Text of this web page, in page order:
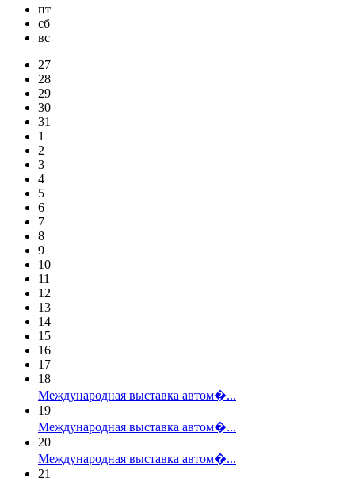
пт
сб
вс
27
28
29
30
31
1
2
3
4
5
6
7
8
9
10
11
12
13
14
15
16
17
18
Международная выставка автом�...
19
Международная выставка автом�...
20
Международная выставка автом�...
21